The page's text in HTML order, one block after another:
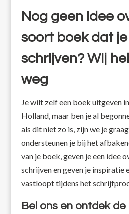
Nog geen idee
soort boek dat
schrijven? Wij
weg
Je wilt zelf een boek uitgeven
Holland, maar ben je al
als dit niet zo is, zijn we je
ondersteunen je bij het
van je boek, geven je een idee
schrijven en geven je inspiratie
vastloopt tijdens het
Bel ons en ontdek